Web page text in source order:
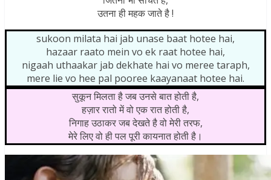
उतना ही महक जाते है !
sukoon milata hai jab unase baat hotee hai,
hazaar raato mein vo ek raat hotee hai,
nigaah uthaakar jab dekhate hai vo meree taraph,
mere lie vo hee pal pooree kaayanaat hotee hai.
सुकून मिलता है जब उनसे बात होती है,
हज़ार रातो में वो एक रात होती है,
निगाह उठाकर जब देखते है वो मेरी तरफ,
मेरे लिए वो ही पल पूरी कायनात होती है।